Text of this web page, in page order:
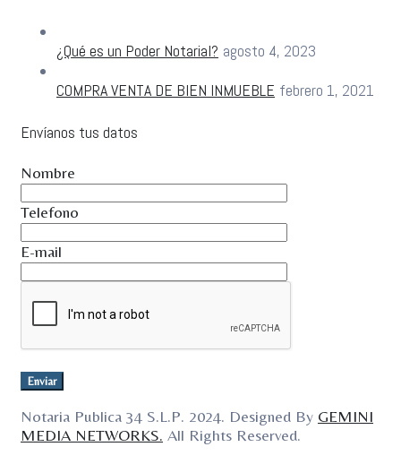
¿Qué es un Poder Notarial? agosto 4, 2023
COMPRA VENTA DE BIEN INMUEBLE febrero 1, 2021
Envíanos tus datos
Nombre
Telefono
E-mail
Notaria Publica 34 S.L.P. 2024. Designed By GEMINI
MEDIA NETWORKS. All Rights Reserved.